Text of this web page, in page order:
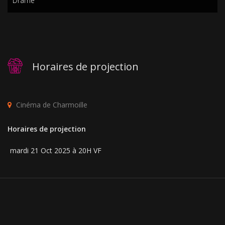
Horaires de projection
Cinéma de Charmoille
Horaires de projection
mardi 21 Oct 2025 à 20H VF